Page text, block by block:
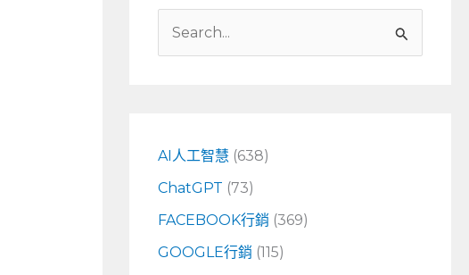
字
:
AI人工智慧 (638)
ChatGPT (73)
FACEBOOK行銷 (369)
GOOGLE行銷 (115)